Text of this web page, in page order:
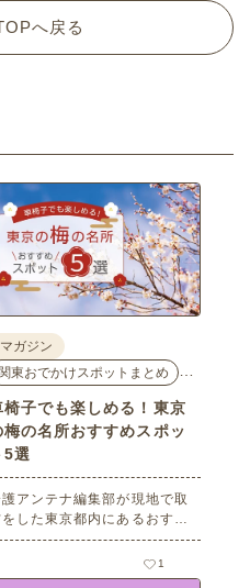
へ戻る
マガジン
関東おでかけスポットまとめ
…
椅子でも楽しめる！東京
梅の名所おすすめスポッ
5選
アンテナ編集部が現地で取
した東京都内にあるおすす
梅の名所を５選紹介しま
。見どころはもちろんのこと
アフリーの設備面について
1